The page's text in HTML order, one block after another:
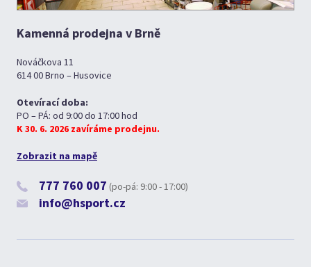
Kamenná prodejna v Brně
Nováčkova 11
614 00 Brno – Husovice
Otevírací doba:
PO – PÁ: od 9:00 do 17:00 hod
K 30. 6. 2026 zavíráme prodejnu.
Zobrazit na mapě
777 760 007 (po-pá: 9:00 - 17:00)
info@hsport.cz